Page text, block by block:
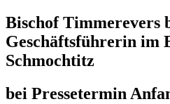
Bischof Timmerevers
Geschäftsführerin im
Schmochtitz
bei Pressetermin